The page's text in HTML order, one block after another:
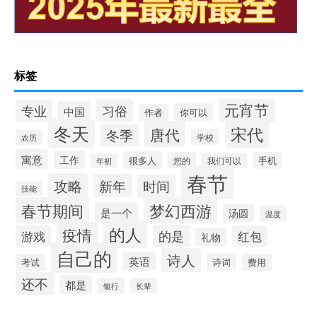
标签
专业 中国 习俗 作者 你可以 元宵节
农历 冬天 冬季 唐代 学校 宋代
寓意 工作 年初 很多人 您的 我们可以 手机
技能 攻略 新年 时间 春节
春节期间 是一个 梦幻西游 汤圆 温度
游戏 疫情 的人 的是 礼物 红包
考试 自己的 英语 诗人 诗词 费用
还不 都是 银行 长辈